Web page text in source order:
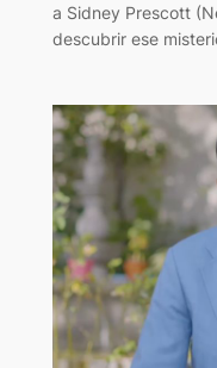
a Sidney Prescott
descubrir ese